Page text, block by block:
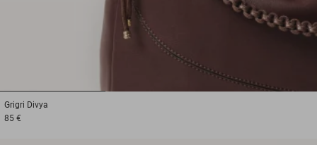
Grigri Divya
85 €